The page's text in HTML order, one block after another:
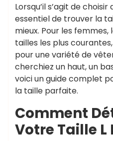
Lorsqu’il s’agit de
essentiel de trouver la
mieux. Pour les femmes,
tailles les plus
pour une variété de
cherchiez un haut, un
voici un guide complet
la taille parfaite.
Comment
Votre Taille L